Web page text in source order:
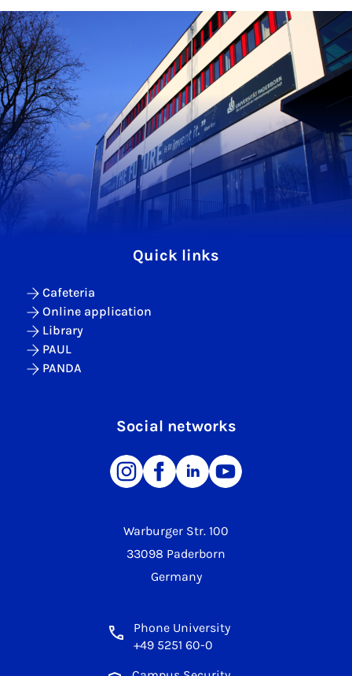
Warburger Str. 100
33098 Paderborn
Germany
Phone University
+49 5251 60-0
Quick links
Cafeteria
Online application
Library
PAUL
PANDA
Social networks